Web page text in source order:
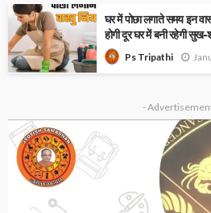
घर में पोछा लगाते समय इन
होगी दूर घर में बनी रहेगी सुख-
Ps Tripathi
-